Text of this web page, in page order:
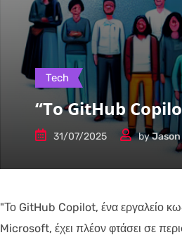
Tech
“Το GitHub
31/07/2025 byJason
"Το GitHub Copilot, ένα εργαλείο
Microsoft, έχει πλέον φτάσει σε